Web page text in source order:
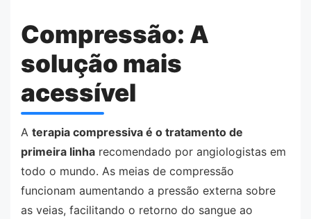
Compressão: A
solução mais
acessível
A terapia compressiva é o tratamento de
primeira linha recomendado por angiologistas em
todo o mundo. As meias de compressão
funcionam aumentando a pressão externa sobre
as veias, facilitando o retorno do sangue ao